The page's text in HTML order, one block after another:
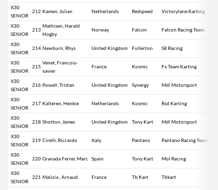
X30
SENIOR
212 Kamen, Julian Netherlands Redspeed Victorylane Karting
X30
SENIOR
213
Mathisen, Harald
Hogby
Norway Falcon Falcon Racing Team
X30
SENIOR
214 Newburn, Rhys United Kingdom Fullerton S8 Racing
X30
SENIOR
215
Venet, Francois-
xavier
France Kosmic Fx Team Karting
X30
SENIOR
216 Powell, Tristan United Kingdom Synergy Mdl Motorsport
X30
SENIOR
217 Kalteren, Henkie Netherlands Kosmic Rsd Karting
X30
SENIOR
218 Shotton, James United Kingdom Tony Kart Mdl Motorsport
X30
SENIOR
219 Cirelli, Riccardo Italy Pantano Pantano Racing Team
X30
SENIOR
220 Granada Ferrer, Marc Spain Tony Kart Mol Racing
X30
SENIOR
221 Malizia , Arnaud France Tb Kart Tbkart